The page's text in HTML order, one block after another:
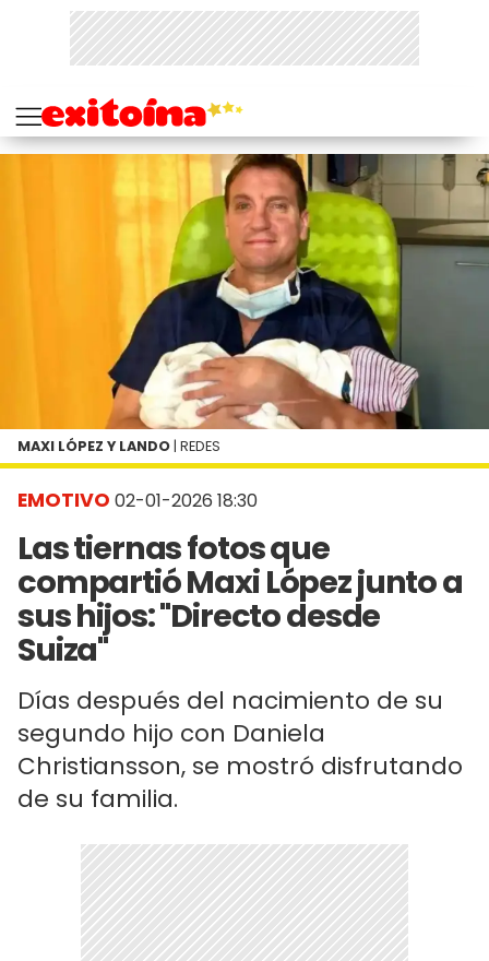
EMOTIVO 02-01-2026 18:30
Las tiernas fotos que
compartió Maxi López junto a
sus hijos: "Directo desde
Suiza"
Días después del nacimiento de su
segundo hijo con Daniela
Christiansson, se mostró disfrutando
de su familia.
MAXI LÓPEZ Y LANDO | REDES